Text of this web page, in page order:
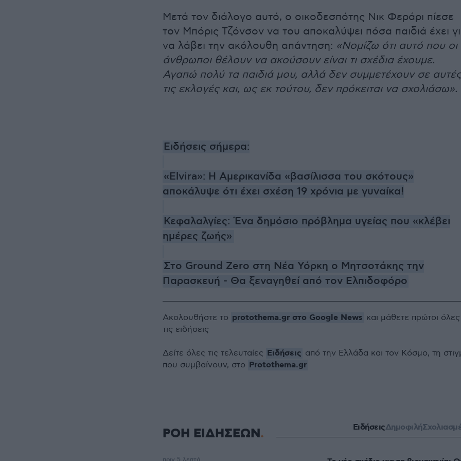
Μετά τον διάλογο αυτό, ο οικοδεσπότης Νικ Φεράρι πίεσε
τον Μπόρις Τζόνσον να του αποκαλύψει πόσα παιδιά έχει
να λάβει την ακόλουθη απάντηση: «Νομίζω ότι αυτό που οι
άνθρωποι θέλουν να ακούσουν είναι τι σχέδια έχουμε.
Αγαπώ πολύ τα παιδιά μου, αλλά δεν συμμετέχουν σε αυτές
τις εκλογές και, ως εκ τούτου, δεν πρόκειται να σχολιάσω».
Ειδήσεις σήμερα:
«Elvira»: H Αμερικανίδα «βασίλισσα του σκότους»
αποκάλυψε ότι έχει σχέση 19 χρόνια με γυναίκα!
Κεφαλαλγίες: Ένα δημόσιο πρόβλημα υγείας που «κλέβει
ημέρες ζωής»
Στο Ground Zero στη Νέα Υόρκη ο Μητσοτάκης την
Παρασκευή - Θα ξεναγηθεί από τον Ελπιδοφόρο
Ακολουθήστε το protothema.gr στο Google News και μάθετε πρώτοι όλες
τις ειδήσεις
Δείτε όλες τις τελευταίες Ειδήσεις από την Ελλάδα και τον Κόσμο, τη
που συμβαίνουν, στο Protothema.gr
ΡΟΗ ΕΙΔΗΣΕΩΝ ΕιδήσειςΔημοφιλή